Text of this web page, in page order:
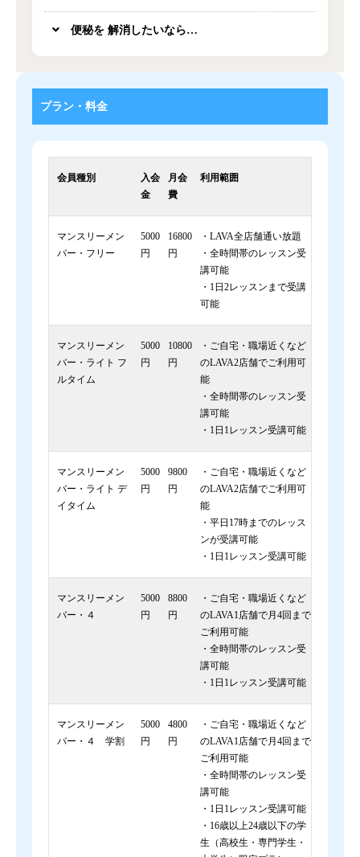
便秘を 解消したいなら…
プラン・料金
会員種別
入会
金
月会
費
利用範囲
マンスリーメン
バー・フリー
5000
円
16800
円
・LAVA全店舗通い放題
・全時間帯のレッスン受
講可能
・1日2レッスンまで受講
可能
マンスリーメン
バー・ライト フ
ルタイム
5000
円
10800
円
・ご自宅・職場近くなど
のLAVA2店舗でご利用可
能
・全時間帯のレッスン受
講可能
・1日1レッスン受講可能
マンスリーメン
バー・ライト デ
イタイム
5000
円
9800
円
・ご自宅・職場近くなど
のLAVA2店舗でご利用可
能
・平日17時までのレッス
ンが受講可能
・1日1レッスン受講可能
マンスリーメン
バー・４
5000
円
8800
円
・ご自宅・職場近くなど
のLAVA1店舗で月4回まで
ご利用可能
・全時間帯のレッスン受
講可能
・1日1レッスン受講可能
マンスリーメン
バー・４ 学割
5000
円
4800
円
・ご自宅・職場近くなど
のLAVA1店舗で月4回まで
ご利用可能
・全時間帯のレッスン受
講可能
・1日1レッスン受講可能
・16歳以上24歳以下の学
生（高校生・専門学生・